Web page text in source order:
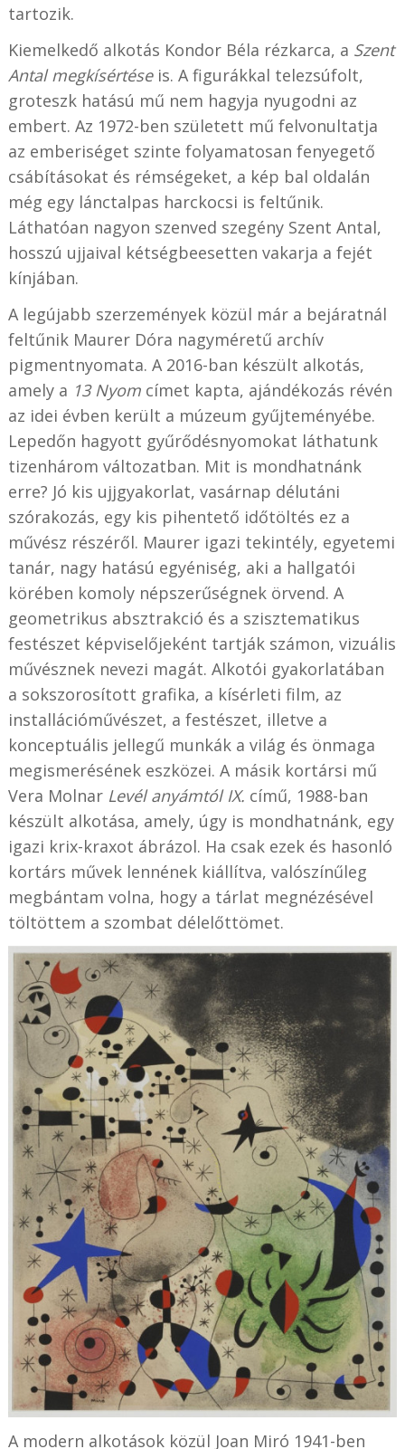
tartozik.
Kiemelkedő alkotás Kondor Béla rézkarca, a Szent
Antal megkísértéseis. A figurákkal telezsúfolt,
groteszk hatású mű nem hagyja nyugodni az
embert. Az 1972-ben született mű felvonultatja
az emberiséget szinte folyamatosan fenyegető
csábításokat és rémségeket, a kép bal oldalán
még egy lánctalpas harckocsi is feltűnik.
Láthatóan nagyon szenved szegény Szent Antal,
hosszú ujjaival kétségbeesetten vakarja a fejét
kínjában.
A legújabb szerzemények közül már a bejáratnál
feltűnik Maurer Dóra nagyméretű archív
pigmentnyomata. A 2016-ban készült alkotás,
amely a 13 Nyom címet kapta, ajándékozás révén
az idei évben került a múzeum gyűjteményébe.
Lepedőn hagyott gyűrődésnyomokat láthatunk
tizenhárom változatban. Mit is mondhatnánk
erre? Jó kis ujjgyakorlat, vasárnap délutáni
szórakozás, egy kis pihentető időtöltés ez a
művész részéről. Maurer igazi tekintély, egyetemi
tanár, nagy hatású egyéniség, aki a hallgatói
körében komoly népszerűségnek örvend. A
geometrikus absztrakció és a szisztematikus
festészet képviselőjeként tartják számon, vizuális
művésznek nevezi magát. Alkotói gyakorlatában
a sokszorosított grafika, a kísérleti film, az
installációművészet, a festészet, illetve a
konceptuális jellegű munkák a világ és önmaga
megismerésének eszközei. A másik kortársi mű
Vera Molnar Levél anyámtól IX. című, 1988-ban
készült alkotása, amely, úgy is mondhatnánk, egy
igazi krix-kraxot ábrázol. Ha csak ezek és hasonló
kortárs művek lennének kiállítva, valószínűleg
megbántam volna, hogy a tárlat megnézésével
töltöttem a szombat délelőttömet.
A modern alkotások közül Joan Miró 1941-ben